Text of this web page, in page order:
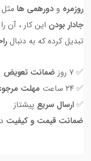
روزمره و دورهمی ها
جادار بودن این کار ، آن
تبدیل کرده که به دنبال
✅ ۷ روز
ضمانت تعویض
✅ ۲۴ ساعت
مهلت
✅ ارسال سریع پیشتاز
ضمانت قیمت و کیفیت